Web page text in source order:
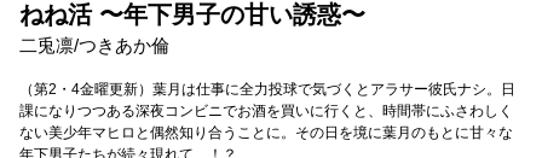
ねね活 〜年下男子の甘い誘惑〜
二兎凛/つきあか倫
（第2・4金曜更新）葉月は仕事に全力投球で気づくとアラサー彼氏ナシ。日
課になりつつある深夜コンビニでお酒を買いに行くと、時間帯にふさわしく
ない美少年マヒロと偶然知り合うことに。その日を境に葉月のもとに甘々な
年下男子たちが続々現れて…！？